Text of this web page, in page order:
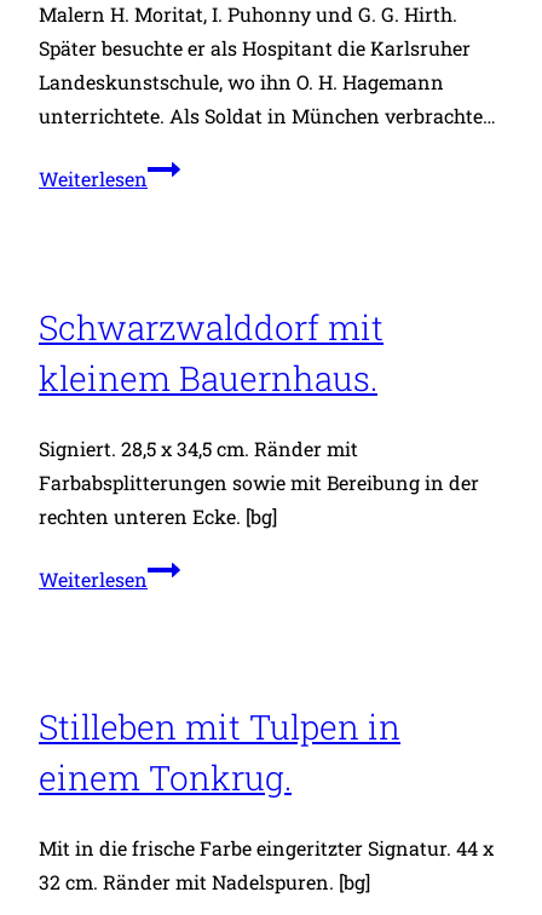
Malern H. Moritat, I. Puhonny und G. G. Hirth.
Später besuchte er als Hospitant die Karlsruher
Landeskunstschule, wo ihn O. H. Hagemann
unterrichtete. Als Soldat in München verbrachte…
WeiterlesenStilleben
Glas
und
Schwarzwalddorf mit
kleinem Bauernhaus.
Signiert. 28,5 x 34,5 cm. Ränder mit
Farbabsplitterungen sowie mit Bereibung in der
rechten unteren Ecke. [bg]
WeiterlesenSchwarzwalddorf
Stilleben mit Tulpen in
einem Tonkrug.
Mit in die frische Farbe eingeritzter Signatur. 44 x
32 cm. Ränder mit Nadelspuren. [bg]